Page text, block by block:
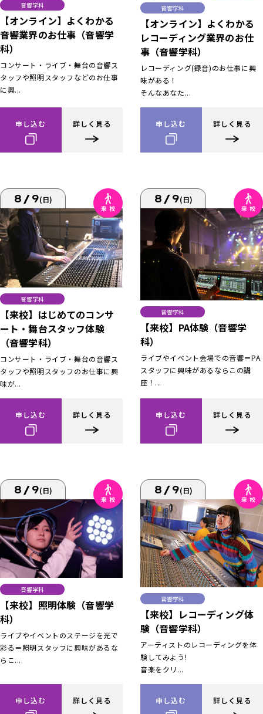
音響学科
【オンライン】よくわかる
音響業界のお仕事（音響学
科）
コンサート・ライブ・舞台の音響ス
タッフや照明スタッフなどのお仕事
に興...
申し込む 詳しく見る
音響学科
【オンライン】よくわかる
レコーディング業界のお仕
事（音響学科）
レコーディング(録音)のお仕事に興
味がある！
そんなあなた...
申し込む 詳しく見る
8/9(日)
音響学科
【来校】はじめてのコンサ
ート・舞台スタッフ体験
（音響学科）
コンサート・ライブ・舞台の音響ス
タッフや照明スタッフのお仕事に興
味が...
申し込む 詳しく見る
8/9(日)
音響学科
【来校】PA体験（音響学
科）
ライブやイベント会場での音響＝PA
スタッフに興味があるならこの講
座！...
申し込む 詳しく見る
8/9(日)
音響学科
【来校】照明体験（音響学
科）
ライブやイベントのステージを光で
彩る＝照明スタッフに興味があるな
らこ...
申し込む 詳しく見る
8/9(日)
音響学科
【来校】レコーディング体
験（音響学科）
アーティストのレコーディングを体
験してみよう!
音楽をクリ...
申し込む 詳しく見る